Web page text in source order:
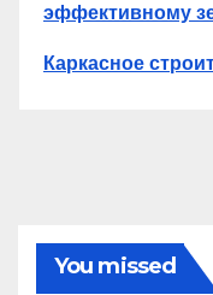
эффективному
Каркасное
You missed